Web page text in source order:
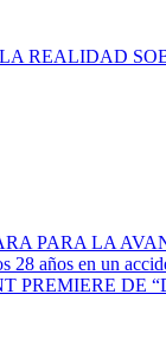
REALIDAD
PARA LA
años en un
PREMIERE DE